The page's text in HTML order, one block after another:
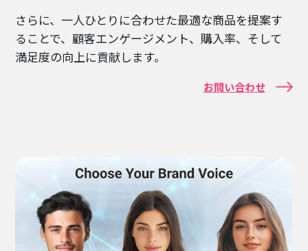
さらに、一人ひとりに合わせた最適な商品を提案す
ることで、顧客エンゲージメント、購入率、そして
満足度の向上に貢献します。
お問い合わせ